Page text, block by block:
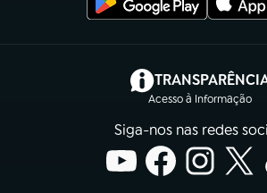
Acesso à Informação
(abre em
Siga-nos nas redes